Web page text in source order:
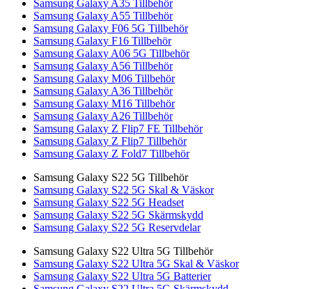
Samsung Galaxy A35 Tillbehör
Samsung Galaxy A55 Tillbehör
Samsung Galaxy F06 5G Tillbehör
Samsung Galaxy F16 Tillbehör
Samsung Galaxy A06 5G Tillbehör
Samsung Galaxy A56 Tillbehör
Samsung Galaxy M06 Tillbehör
Samsung Galaxy A36 Tillbehör
Samsung Galaxy M16 Tillbehör
Samsung Galaxy A26 Tillbehör
Samsung Galaxy Z Flip7 FE Tillbehör
Samsung Galaxy Z Flip7 Tillbehör
Samsung Galaxy Z Fold7 Tillbehör
Samsung Galaxy S22 5G Tillbehör
Samsung Galaxy S22 5G Skal & Väskor
Samsung Galaxy S22 5G Headset
Samsung Galaxy S22 5G Skärmskydd
Samsung Galaxy S22 5G Reservdelar
Samsung Galaxy S22 Ultra 5G Tillbehör
Samsung Galaxy S22 Ultra 5G Skal & Väskor
Samsung Galaxy S22 Ultra 5G Batterier